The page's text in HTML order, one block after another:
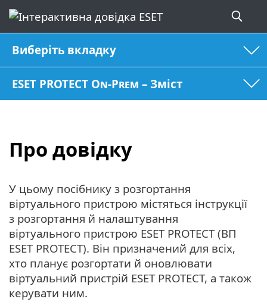
Виберіть вкладку
ESET PROTECT On-Prem – Зміст
Про довідку
У цьому посібнику з розгортання
віртуального пристрою містяться інструкції
з розгортання й налаштування
віртуального пристрою ESET PROTECT (ВП
ESET PROTECT). Він призначений для всіх,
хто планує розгортати й оновлювати
віртуальний пристрій ESET PROTECT, а також
керувати ним.